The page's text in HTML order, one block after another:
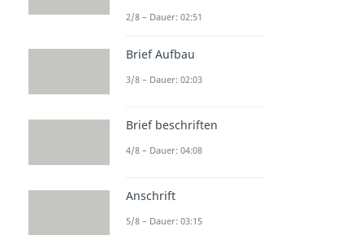
2/8 – Dauer: 02:51
Brief Aufbau
3/8 – Dauer: 02:03
Brief beschriften
4/8 – Dauer: 04:08
Anschrift
5/8 – Dauer: 03:15